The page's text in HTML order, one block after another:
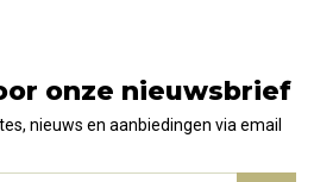
onze nieuwsbrief
nieuws en aanbiedingen via email